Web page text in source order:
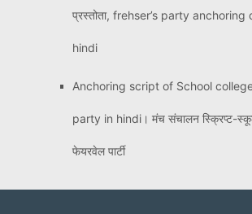
प्रस्तोता, frehser’s party anchoring
hindi
Anchoring script of School
party in hindi। मंच संचालन स्क्रिप्ट-
फेयरवेल पार्टी